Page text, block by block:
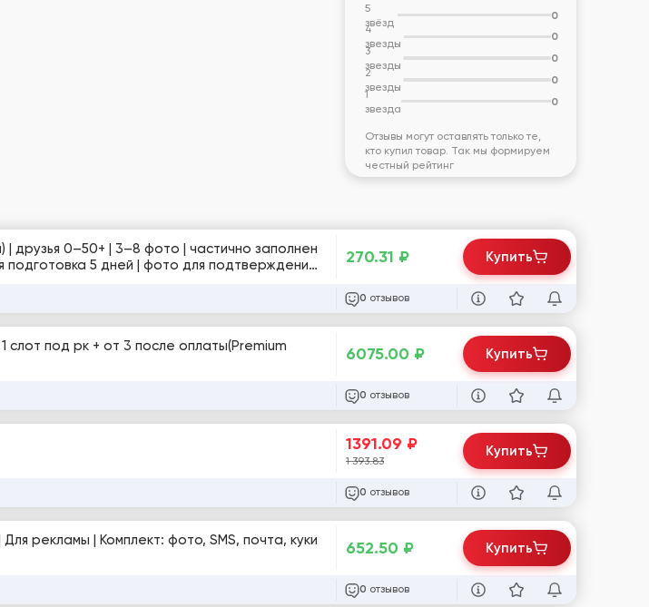
5
звёзд
0
4
звезды
0
3
звезды
0
2
звезды
0
1
звезда
0
Отзывы могут оставлять только те,
кто купил товар. Так мы формируем
честный рейтинг
фото для подтверждения
270.31 ₽
0 отзывов
Купить
слот под рк + от 3 после оплаты(Premium
6075.00 ₽
0 отзывов
Купить
1391.09 ₽
1 393.83
0 отзывов
Купить
рекламы | Комплект: фото, SMS, почта, куки
652.50 ₽
0 отзывов
Купить